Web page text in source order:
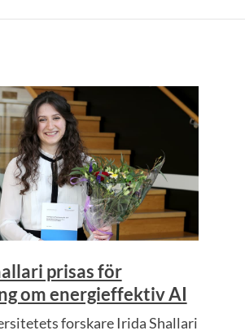
prisas för
om energieffektiv AI
forskare Irida Shallari